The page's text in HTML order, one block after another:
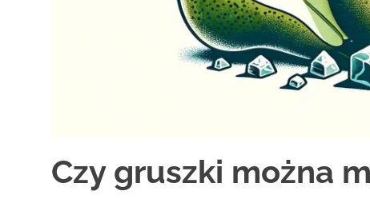
Czy gruszki można